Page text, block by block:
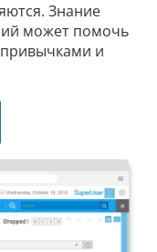
Знание
может помочь
и